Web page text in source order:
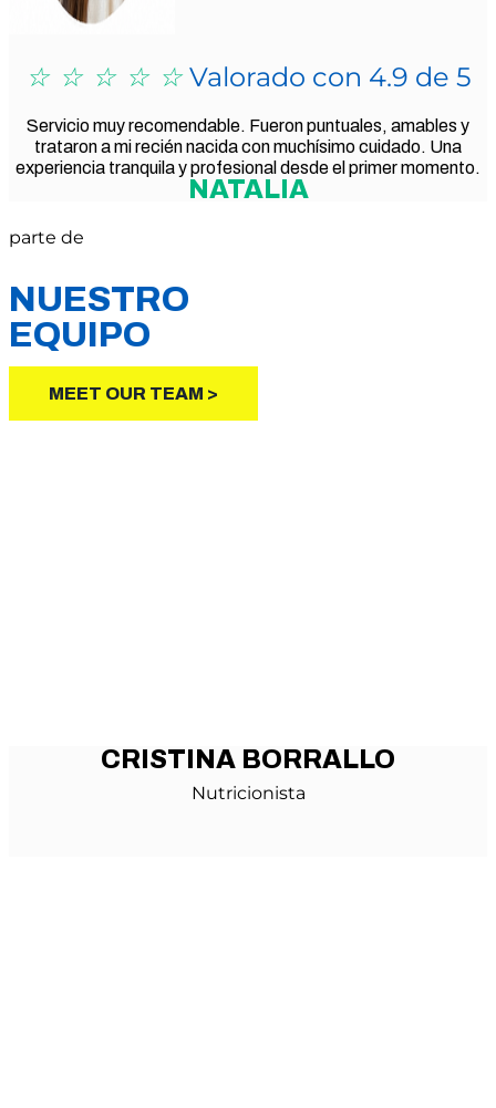
☆ ☆ ☆ ☆ ☆ Valorado con 4.9 de 5
Servicio muy recomendable. Fueron puntuales, amables y
trataron a mi recién nacida con muchísimo cuidado. Una
experiencia tranquila y profesional desde el primer momento.
NATALIA
parte de
NUESTRO
EQUIPO
MEET OUR TEAM >
CRISTINA BORRALLO
Nutricionista